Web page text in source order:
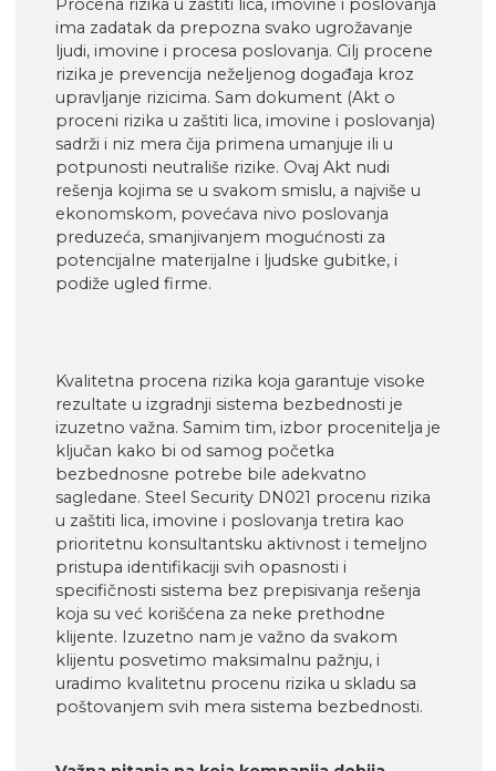
Procena rizika u zaštiti lica, imovine i poslovanja
ima zadatak da prepozna svako ugrožavanje
ljudi, imovine i procesa poslovanja. Cilj procene
rizika je prevencija neželjenog događaja kroz
upravljanje rizicima. Sam dokument (Akt o
proceni rizika u zaštiti lica, imovine i poslovanja)
sadrži i niz mera čija primena umanjuje ili u
potpunosti neutrališe rizike. Ovaj Akt nudi
rešenja kojima se u svakom smislu, a najviše u
ekonomskom, povećava nivo poslovanja
preduzeća, smanjivanjem mogućnosti za
potencijalne materijalne i ljudske gubitke, i
podiže ugled firme.
Kvalitetna procena rizika koja garantuje visoke
rezultate u izgradnji sistema bezbednosti je
izuzetno važna. Samim tim, izbor procenitelja je
ključan kako bi od samog početka
bezbednosne potrebe bile adekvatno
sagledane. Steel Security DN021 procenu rizika
u zaštiti lica, imovine i poslovanja tretira kao
prioritetnu konsultantsku aktivnost i temeljno
pristupa identifikaciji svih opasnosti i
specifičnosti sistema bez prepisivanja rešenja
koja su već korišćena za neke prethodne
klijente. Izuzetno nam je važno da svakom
klijentu posvetimo maksimalnu pažnju, i
uradimo kvalitetnu procenu rizika u skladu sa
poštovanjem svih mera sistema bezbednosti.